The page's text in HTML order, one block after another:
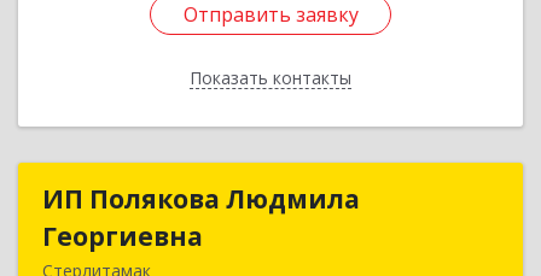
Отправить заявку
Показать контакты
Отправить заявку
Назад
ИП Полякова Людмила
Георгиевна
Стерлитамак
ИП Полякова Людмила